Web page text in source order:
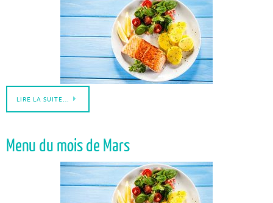
LIRE LA SUITE…
Menu du mois de Mars